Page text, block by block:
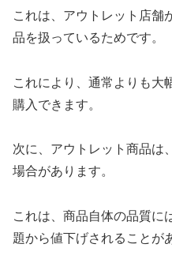
これは、アウトレット店舗
品を扱っているためです。
これにより、通常よりも大
購入できます。
次に、アウトレット商品は
場合があります。
これは、商品自体の品質に
題から値下げされることが